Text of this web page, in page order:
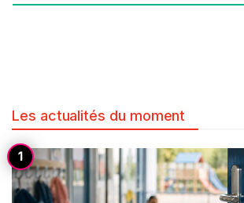
Les actualités du moment